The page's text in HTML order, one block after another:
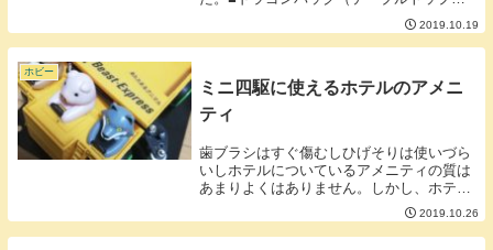
バンク■ウエーブ（デジタルカーブ）■レー
ンチェンジ■ドラゴンバック（テーブルト
ップ）上り坂からの下り坂になるタイプの
2019.10.19
ホビー
ミニ四駆に使えるホテルのアメニ
ティ
歯ブラシはすぐ傷むしひげそりは使いづら
いしホテルについているアメニティの質は
あまりよくはありません。しかし、ホテル
のアメニティはミニ四駆レーサーにとって
はとてもありがたい物になります。・歯ブ
ラシほうきのようにヤスリで削ったカスの
2019.10.26